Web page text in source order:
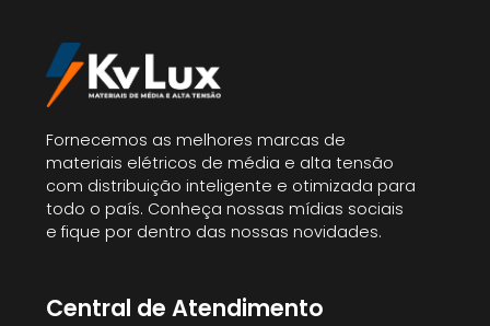
Fornecemos as melhores marcas de
materiais elétricos de média e alta tensão
com distribuição inteligente e otimizada para
todo o país. Conheça nossas mídias sociais
e fique por dentro das nossas novidades.
Central de Atendimento